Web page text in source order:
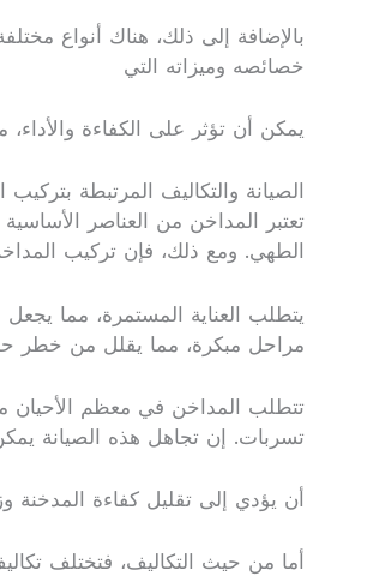
بالإضافة إلى ذلك، هناك أنواع
خصائصه وميزاته التي
يمكن أن تؤثر على الكفاءة
الصيانة والتكاليف المرتبطة
تعتبر المداخن من العناصر
الطهي. ومع ذلك، فإن تركيب
يتطلب العناية المستمرة، مما
مراحل مبكرة، مما يقلل من خطر
تتطلب المداخن في معظم الأحيان
تسربات. إن تجاهل هذه الصيانة
أن يؤدي إلى تقليل كفاءة المدخنة
أما من حيث التكاليف، فتختلف